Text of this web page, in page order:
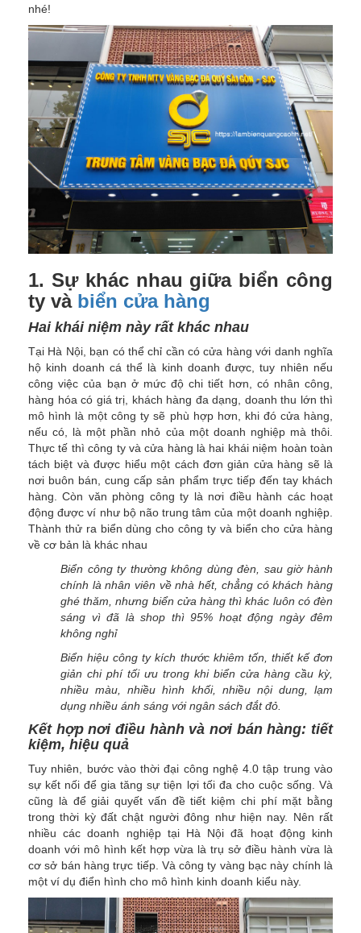
nhé!
1. Sự khác nhau giữa biển công
ty và biển cửa hàng
Hai khái niệm này rất khác nhau
Tại Hà Nội, bạn có thể chỉ cần có cửa hàng với danh nghĩa
hộ kinh doanh cá thể là kinh doanh được, tuy nhiên nếu
công việc của bạn ở mức độ chi tiết hơn, có nhân công,
hàng hóa có giá trị, khách hàng đa dạng, doanh thu lớn thì
mô hình là một công ty sẽ phù hợp hơn, khi đó cửa hàng,
nếu có, là một phần nhỏ của một doanh nghiệp mà thôi.
Thực tế thì công ty và cửa hàng là hai khái niệm hoàn toàn
tách biệt và được hiểu một cách đơn giản cửa hàng sẽ là
nơi buôn bán, cung cấp sản phẩm trực tiếp đến tay khách
hàng. Còn văn phòng công ty là nơi điều hành các hoạt
động được ví như bộ não trung tâm của một doanh nghiệp.
Thành thử ra biển dùng cho công ty và biển cho cửa hàng
về cơ bản là khác nhau
Biển công ty thường không dùng đèn, sau giờ hành
chính là nhân viên về nhà hết, chẳng có khách hàng
ghé thăm, nhưng biển cửa hàng thì khác luôn có đèn
sáng vì đã là shop thì 95% hoạt động ngày đêm
không nghỉ
Biển hiệu công ty kích thước khiêm tốn, thiết kế đơn
giản chi phí tối ưu trong khi biển cửa hàng cầu kỳ,
nhiều màu, nhiều hình khối, nhiều nội dung, lạm
dụng nhiều ánh sáng với ngân sách đắt đỏ.
Kết hợp nơi điều hành và nơi bán hàng: tiết
kiệm, hiệu quả
Tuy nhiên, bước vào thời đại công nghệ 4.0 tập trung vào
sự kết nối để gia tăng sự tiện lợi tối đa cho cuộc sống. Và
cũng là để giải quyết vấn đề tiết kiệm chi phí mặt bằng
trong thời kỳ đất chật người đông như hiện nay. Nên rất
nhiều các doanh nghiệp tại Hà Nội đã hoạt động kinh
doanh với mô hình kết hợp vừa là trụ sở điều hành vừa là
cơ sở bán hàng trực tiếp. Và công ty vàng bạc này chính là
một ví dụ điển hình cho mô hình kinh doanh kiểu này.